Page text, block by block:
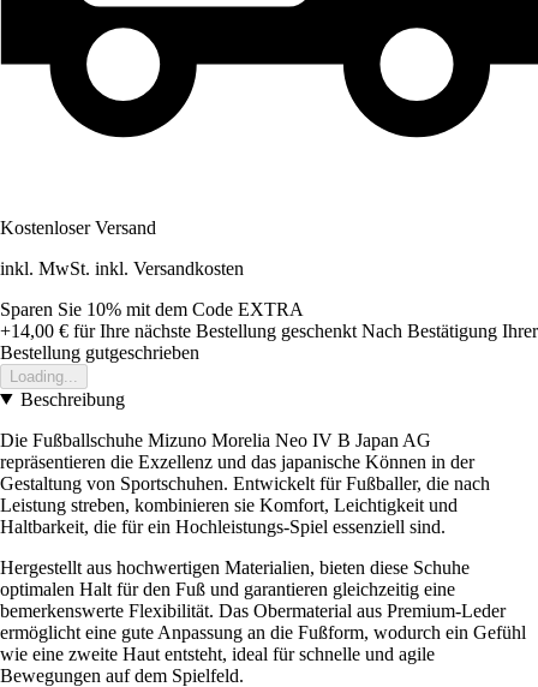
Kostenloser Versand
inkl. MwSt. inkl. Versandkosten
Sparen Sie 10% mit dem Code EXTRA
+14,00 € für Ihre nächste Bestellung geschenkt Nach Bestätigung Ihrer
Bestellung gutgeschrieben
Loading...
Beschreibung
Die Fußballschuhe Mizuno Morelia Neo IV B Japan AG
repräsentieren die Exzellenz und das japanische Können in der
Gestaltung von Sportschuhen. Entwickelt für Fußballer, die nach
Leistung streben, kombinieren sie Komfort, Leichtigkeit und
Haltbarkeit, die für ein Hochleistungs-Spiel essenziell sind.
Hergestellt aus hochwertigen Materialien, bieten diese Schuhe
optimalen Halt für den Fuß und garantieren gleichzeitig eine
bemerkenswerte Flexibilität. Das Obermaterial aus Premium-Leder
ermöglicht eine gute Anpassung an die Fußform, wodurch ein Gefühl
wie eine zweite Haut entsteht, ideal für schnelle und agile
Bewegungen auf dem Spielfeld.